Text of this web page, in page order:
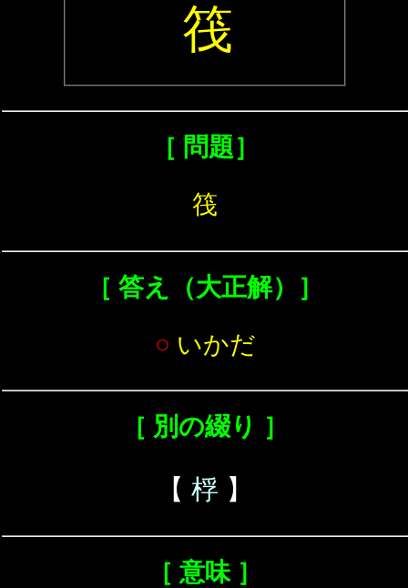
筏
［ 問題］
筏
［ 答え（大正解）］
○ いかだ
［ 別の綴り ］
【 桴 】
［ 意味 ］